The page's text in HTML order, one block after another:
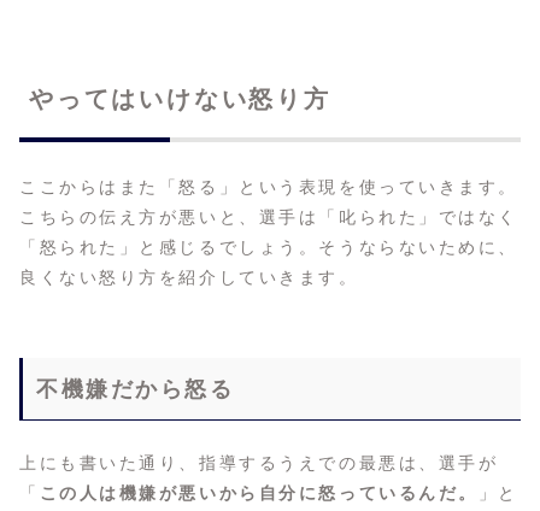
やってはいけない怒り方
ここからはまた「怒る」という表現を使っていきます。
こちらの伝え方が悪いと、選手は「叱られた」ではなく
「怒られた」と感じるでしょう。そうならないために、
良くない怒り方を紹介していきます。
不機嫌だから怒る
上にも書いた通り、指導するうえでの最悪は、選手が
「 この人は機嫌が悪いから自分に怒っているんだ。
」と